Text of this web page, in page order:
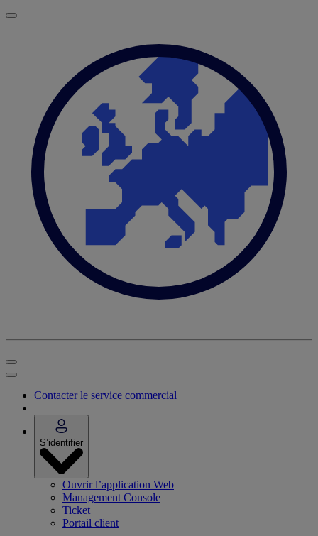
Contacter le service commercial
S’identifier
Ouvrir l’application Web
Management Console
Ticket
Portail client